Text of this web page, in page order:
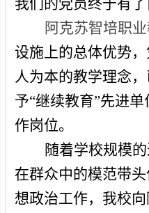
我们的党员终于有了
阿克苏智培职
设施上的总体优势
人为本的教学理念
予“继续教育”先进
作岗位。
随着学校规模
在群众中的模范带
想政治工作，我校